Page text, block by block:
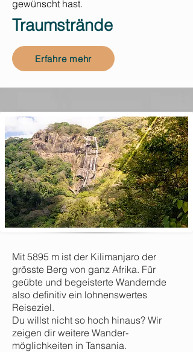
gewünscht hast.
Traumstrände
Erfahre mehr
Mit 5895 m ist der Kilimanjaro der
grösste Berg von ganz Afrika. Für
geübte und begeisterte Wandernde
also definitiv ein lohnenswertes
Reiseziel.
Du willst nicht so hoch hinaus? Wir
zeigen dir weitere Wander-
möglichkeiten in Tansania.